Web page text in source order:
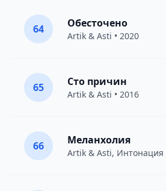
64 Обесточено
Artik & Asti • 2020
65 Сто причин
Artik & Asti • 2016
66 Меланхолия
Artik & Asti, Интонация